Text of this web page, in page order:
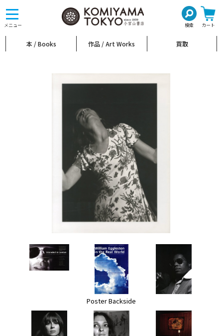
メニュー 検索 カート
toggle
navigation
本 / Books 作品 / Art Works 買取
Poster Backside